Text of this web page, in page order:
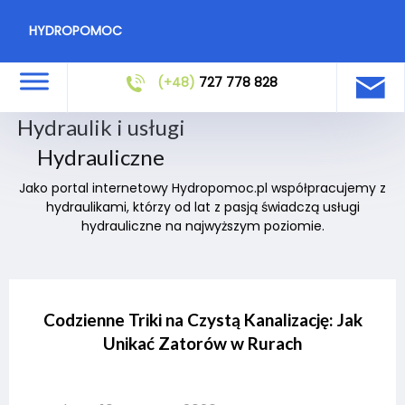
HYDROPOMOC
(+48) 727 778 828
Hydraulik i usługi
Hydrauliczne
Jako portal internetowy Hydropomoc.pl współpracujemy z
hydraulikami, którzy od lat z pasją świadczą usługi
hydrauliczne na najwyższym poziomie.
Codzienne Triki na Czystą Kanalizację: Jak
Unikać Zatorów w Rurach